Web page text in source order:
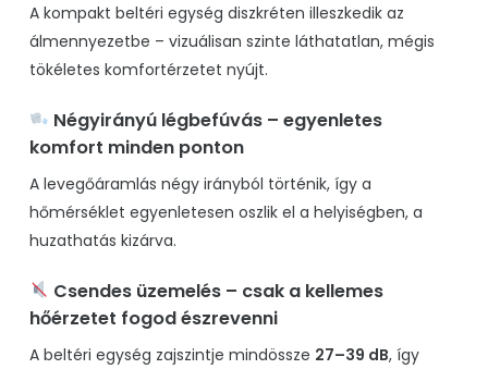
A kompakt beltéri egység diszkréten illeszkedik az
álmennyezetbe – vizuálisan szinte láthatatlan, mégis
tökéletes komfortérzetet nyújt.
Négyirányú légbefúvás – egyenletes
komfort minden ponton
A levegőáramlás négy irányból történik, így a
hőmérséklet egyenletesen oszlik el a helyiségben, a
huzathatás kizárva.
Csendes üzemelés – csak a kellemes
hőérzetet fogod észrevenni
A beltéri egység zajszintje mindössze 27–39 dB, így